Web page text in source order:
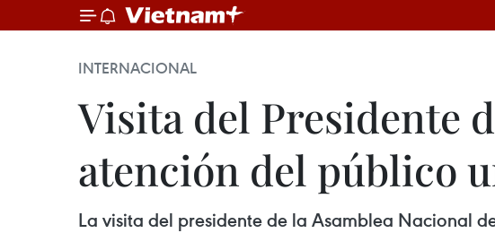
INTERNACIONAL
Visita del Presidente
atención del público
La visita del presidente de la Asamblea Nacional